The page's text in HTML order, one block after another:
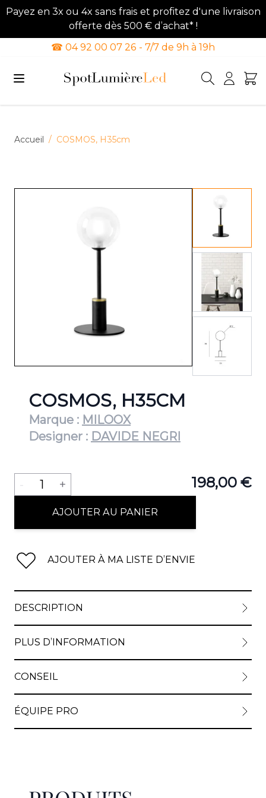
Payez en 3x ou 4x sans frais et profitez d'une livraison
offerte dès 500 € d’achat* !
☎ 04 92 00 07 26 - 7/7 de 9h à 19h
Accueil / COSMOS, H35cm
View
COSMOS, H35CM
Marque : MILOOX
Designer : DAVIDE NEGRI
198,00 €
Quantité
- 1 +
AJOUTER AU PANIER
AJOUTER À MA LISTE D’ENVIE
DESCRIPTION
PLUS D’INFORMATION
CONSEIL
ÉQUIPE PRO